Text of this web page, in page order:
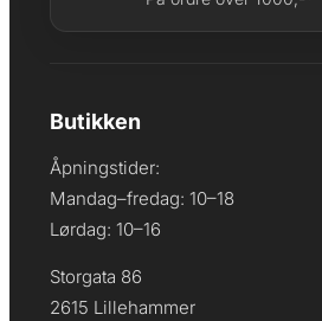
Butikken
Åpningstider:
Mandag–fredag: 10–18
Lørdag: 10–16
Storgata 86
2615 Lillehammer